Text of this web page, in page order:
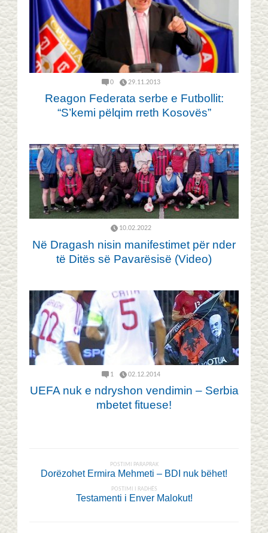
0 29.11.2013
Reagon Federata serbe e Futbollit:
“S’kemi pëlqim rreth Kosovës”
10.02.2022
Në Dragash nisin manifestimet për nder
të Ditës së Pavarësisë (Video)
1 02.12.2014
UEFA nuk e ndryshon vendimin – Serbia
mbetet fituese!
POSTIMI PARAPRAK
Dorëzohet Ermira Mehmeti – BDI nuk bëhet!
POSTIMI I RADHËS
Testamenti i Enver Malokut!